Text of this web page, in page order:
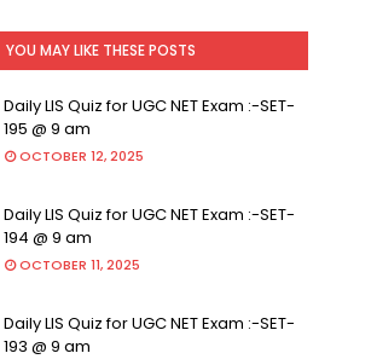
YOU MAY LIKE THESE POSTS
Daily LIS Quiz for UGC NET Exam :-SET-
195 @ 9 am
OCTOBER 12, 2025
Daily LIS Quiz for UGC NET Exam :-SET-
194 @ 9 am
OCTOBER 11, 2025
Daily LIS Quiz for UGC NET Exam :-SET-
193 @ 9 am